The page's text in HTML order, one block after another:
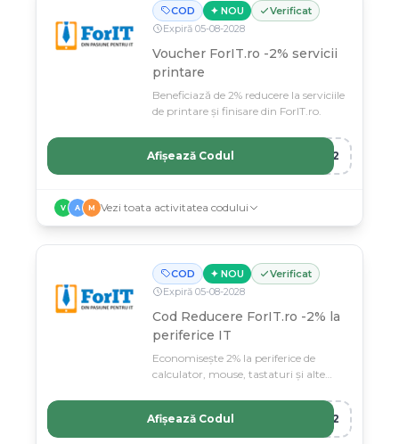
COD ✦ NOU
Verificat
Expiră 05-08-2028
Voucher ForIT.ro -2% servicii
printare
Beneficiază de 2% reducere la serviciile
de printare și finisare din ForIT.ro.
RE2
Afișează Codul
V A M Vezi toata activitatea codului
COD ✦ NOU
Verificat
Expiră 05-08-2028
Cod Reducere ForIT.ro -2% la
periferice IT
Economisește 2% la periferice de
calculator, mouse, tastaturi și alte
CE2
Afișează Codul